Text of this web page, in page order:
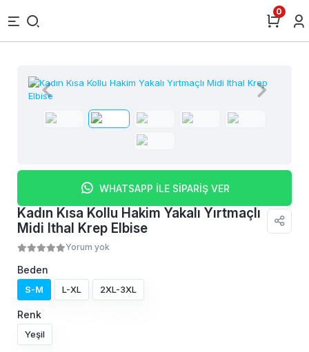
0
WHATSAPP İLE SİPARİŞ VER
Kadın Kısa Kollu Hakim Yakalı Yırtmaçlı
Midi Ithal Krep Elbise
Yorum yok
Beden
S-M L-XL 2XL-3XL
Renk
Yeşil